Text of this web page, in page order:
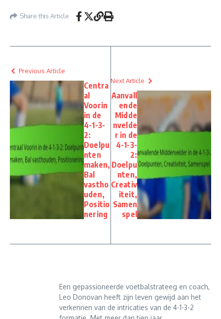
Share this Article
Previous Article
Centra
al
Voorin
in de
4-1-3-
2:
Doelpu
nten
maken,
Bal
vastho
uden,
Positio
nering
Next Article
Aanvall
ende
Midde
nvelde
r in de
4-1-3-
2:
Doelpu
nten,
Creativ
iteit,
Samen
spel
Een gepassioneerde voetbalstrateeg en coach,
Leo Donovan heeft zijn leven gewijd aan het
verkennen van de intricaties van de 4-1-3-2